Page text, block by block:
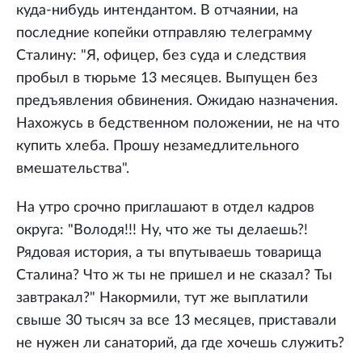
куда-нибудь интендантом. В отчаянии, на
последние копейки отправляю телеграмму
Сталину: "Я, офицер, без суда и следствия
пробыл в тюрьме 13 месяцев. Выпущен без
предъявления обвинения. Ожидаю назначения.
Нахожусь в бедственном положении, не на что
купить хлеба. Прошу незамедлительного
вмешательства".
На утро срочно приглашают в отдел кадров
округа: "Володя!!! Ну, что же ты делаешь?!
Рядовая история, а ты впутываешь товарища
Сталина? Что ж ты не пришел и не сказал? Ты
завтракал?" Накормили, тут же выплатили
свыше 30 тысяч за все 13 месяцев, приставали
не нужен ли санаторий, да где хочешь служить?